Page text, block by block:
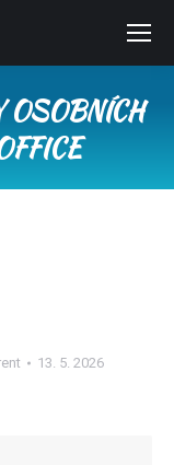
OSOBNÍCH
13. 5. 2026